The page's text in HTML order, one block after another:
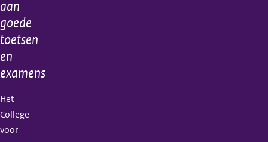
aan
goede
toetsen
en
examens
Het
College
voor